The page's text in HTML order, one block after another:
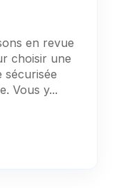
en revue
choisir une
sécurisée
Vous y...